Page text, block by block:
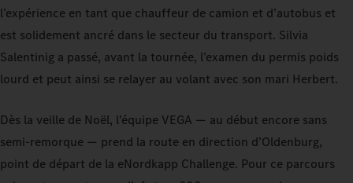
l’expérience en tant que chauffeur de camion et d’autobus et
est solidement ancré dans le secteur du transport. Silvia
Salentinig a passé, avant la tournée, l’examen du permis poids
lourd et peut ainsi se relayer au volant avec son mari Herbert.
Dès la veille de Noël, l’équipe VEGA — au début encore sans
semi‑remorque — prend la route en direction d’Oldenburg,
point de départ de la eNordkapp Challenge. Pour ce parcours